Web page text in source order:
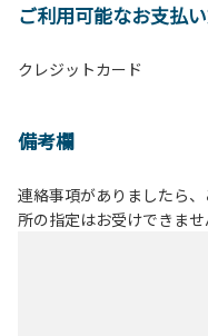
ご利用可能なお支払
クレジットカード
備考欄
連絡事項がありましたら
所の指定はお受けできませ